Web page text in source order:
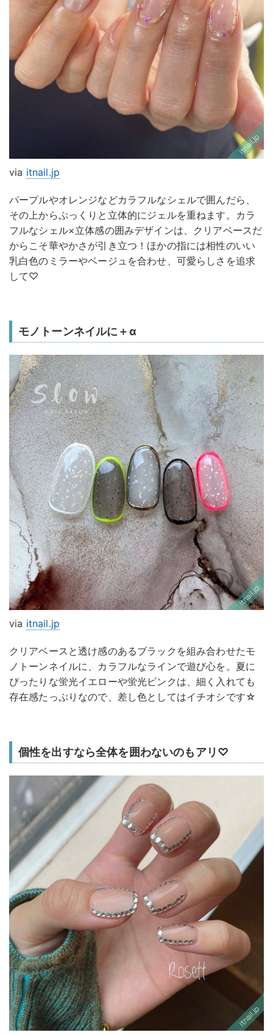
via itnail.jp
パープルやオレンジなどカラフルなシェルで囲んだら、
その上からぷっくりと立体的にジェルを重ねます。カラ
フルなシェル×立体感の囲みデザインは、クリアベースだ
からこそ華やかさが引き立つ！ほかの指には相性のいい
乳白色のミラーやベージュを合わせ、可愛らしさを追求
して♡
モノトーンネイルに＋α
via itnail.jp
クリアベースと透け感のあるブラックを組み合わせたモ
ノトーンネイルに、カラフルなラインで遊び心を。夏に
ぴったりな蛍光イエローや蛍光ピンクは、細く入れても
存在感たっぷりなので、差し色としてはイチオシです☆
個性を出すなら全体を囲わないのもアリ♡